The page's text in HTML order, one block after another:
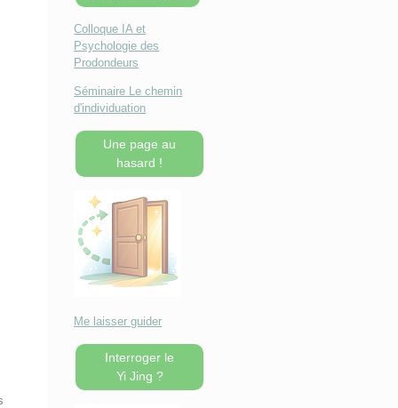
Colloque IA et
Psychologie des
Prodondeurs
Séminaire Le chemin
d'individuation
Une page au
hasard !
Me laisser guider
Interroger le
Yi Jing ?